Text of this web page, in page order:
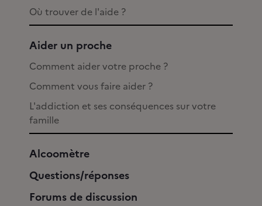
Où trouver de l'aide ?
Aider un proche
Comment aider votre proche ?
Comment vous faire aider ?
L'addiction et ses conséquences sur votre
famille
Alcoomètre
Questions/réponses
Forums de discussion